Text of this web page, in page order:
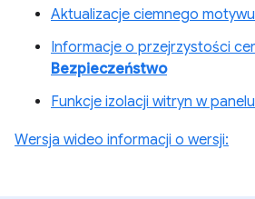
Aktualizacje ciemnego motywu
Informacje o przejrzystości
Bezpieczeństwo
Funkcje izolacji witryn w panelu
Wersja wideo informacji o wersji: